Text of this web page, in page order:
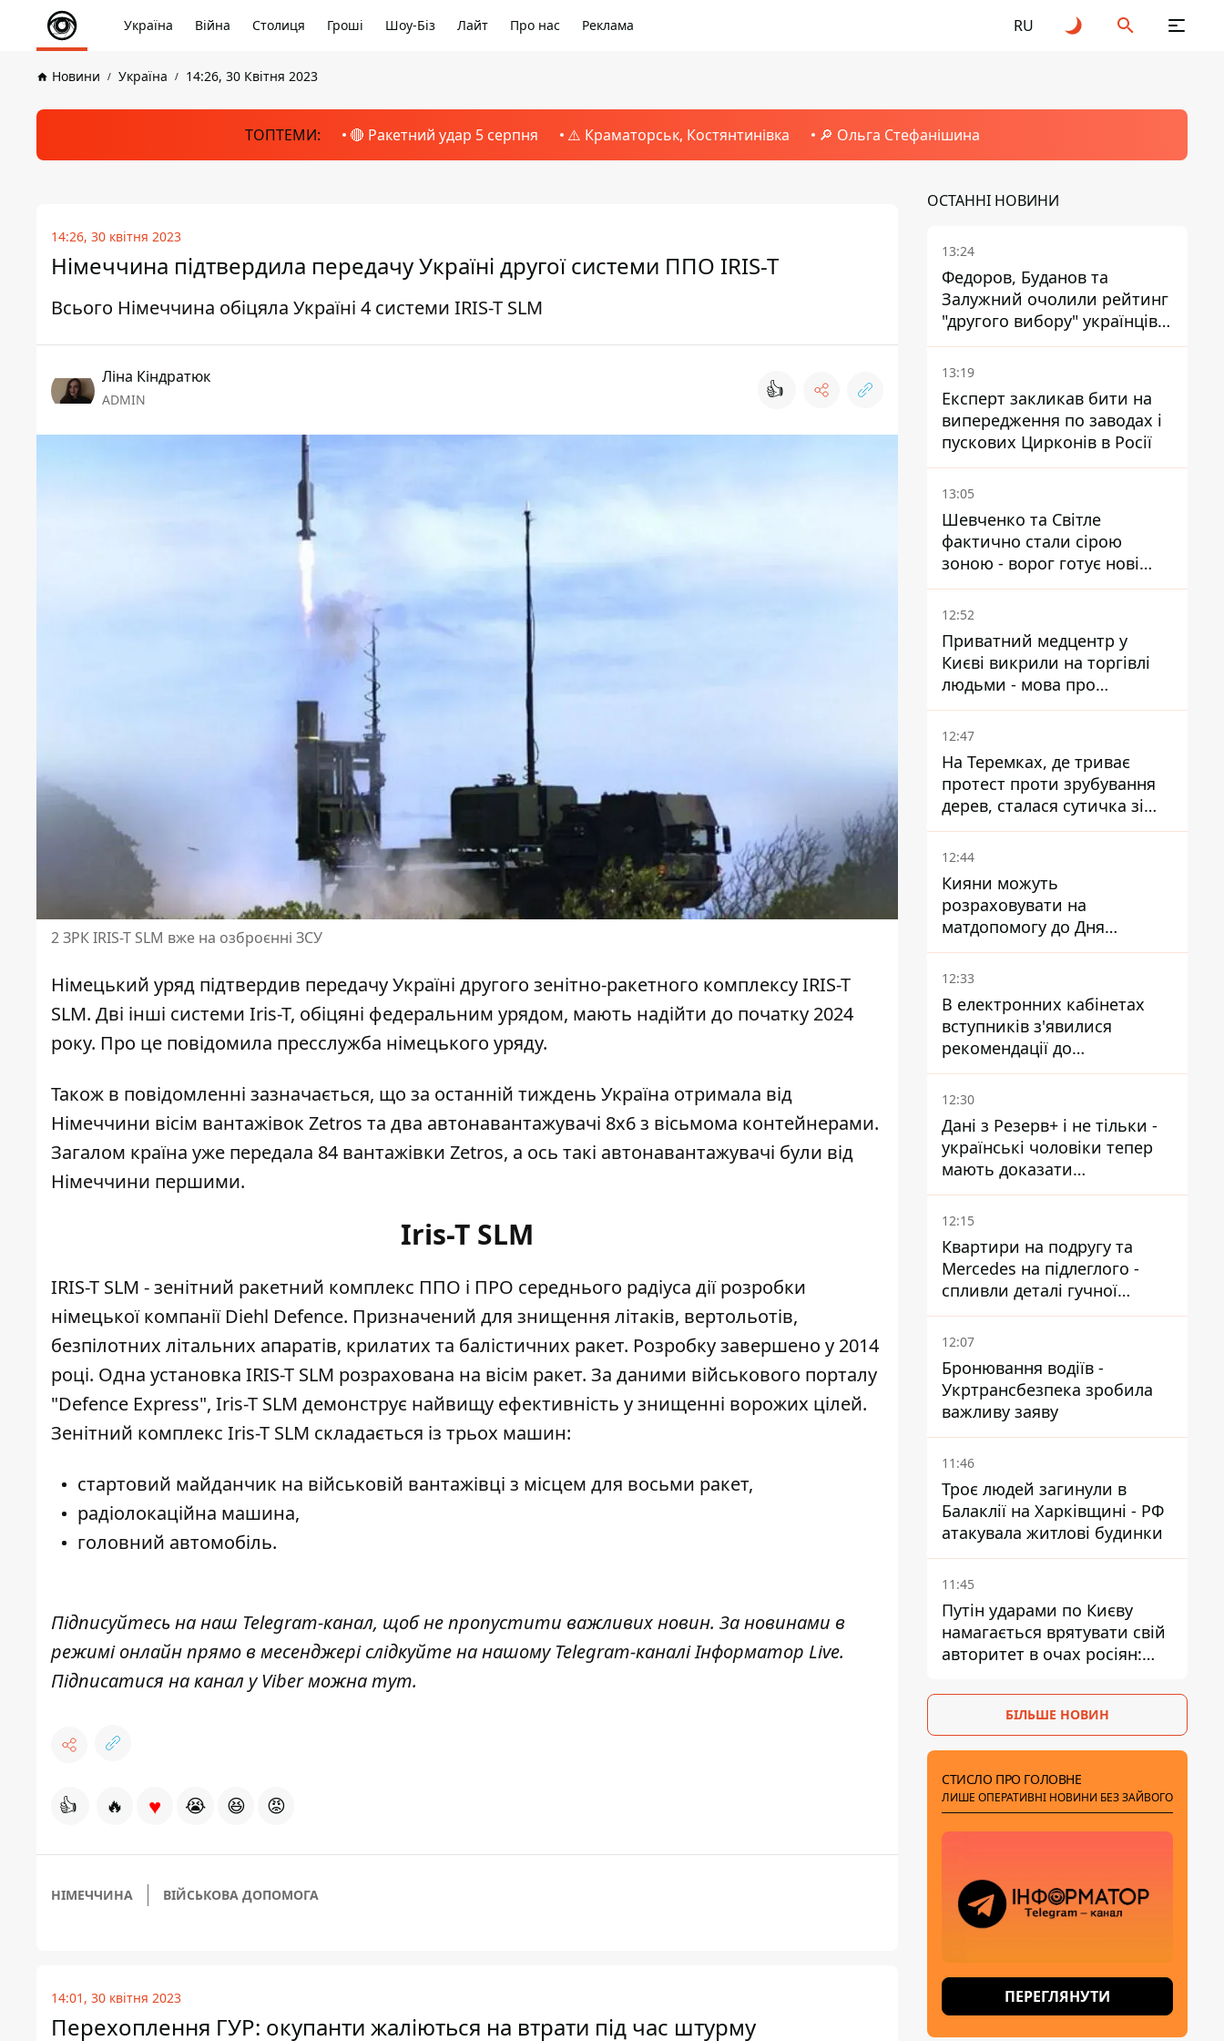
Україна Війна Столиця Гроші Шоу-Біз Лайт Про нас Реклама RU
Новини Україна 14:26, 30 Квітня 2023
ТОПТЕМИ: 🔴 Ракетний удар 5 серпня ⚠️ Краматорськ, Костянтинівка 🔎 Ольга Стефанішина
14:26, 30 квітня 2023
Німеччина підтвердила передачу Україні другої системи ППО IRIS-T
Всього Німеччина обіцяла Україні 4 системи IRIS-T SLM
Ліна Кіндратюк
ADMIN 👍
2 ЗРК IRIS-T SLM вже на озброєнні ЗСУ
Німецький уряд підтвердив передачу Україні другого зенітно-ракетного комплексу IRIS-T
SLM. Дві інші системи Iris-T, обіцяні федеральним урядом, мають надійти до початку 2024
року. Про це повідомила пресслужба німецького уряду.
Також в повідомленні зазначається, що за останній тиждень Україна отримала від
Німеччини вісім вантажівок Zetros та два автонавантажувачі 8x6 з вісьмома контейнерами.
Загалом країна уже передала 84 вантажівки Zetros, а ось такі автонавантажувачі були від
Німеччини першими.
Iris-T SLM
IRIS-T SLM - зенітний ракетний комплекс ППО і ПРО середнього радіуса дії розробки
німецької компанії Diehl Defence. Призначений для знищення літаків, вертольотів,
безпілотних літальних апаратів, крилатих та балістичних ракет. Розробку завершено у 2014
році. Одна установка IRIS-T SLM розрахована на вісім ракет. За даними військового порталу
"Defence Express", Iris-T SLM демонструє найвищу ефективність у знищенні ворожих цілей.
Зенітний комплекс Iris-T SLM складається із трьох машин:
стартовий майданчик на військовій вантажівці з місцем для восьми ракет,
радіолокаційна машина,
головний автомобіль.
Підписуйтесь на наш Telegram-канал, щоб не пропустити важливих новин. За новинами в
режимі онлайн прямо в месенджері слідкуйте на нашому Telegram-каналіІнформатор Live.
Підписатися на канал у Viber можнатут.
👍 🔥 ♥ 😭 😆 😡
НІМЕЧЧИНА ВІЙСЬКОВА ДОПОМОГА
14:01, 30 квітня 2023
Перехоплення ГУР: окупанти жаліються на втрати під час штурму
ОСТАННІ НОВИНИ
13:24
Федоров, Буданов та
Залужний очолили рейтинг
"другого вибору" українців -
опитування показало
альтернативні симпатії
13:19
Експерт закликав бити на
випередження по заводах і
пускових Цирконів в Росії
13:05
Шевченко та Світле
фактично стали сірою
зоною - ворог готує нові
атаки на Добропільському
напрямку
12:52
Приватний медцентр у
Києві викрили на торгівлі
людьми - мова про
сурогатне материнство
12:47
На Теремках, де триває
протест проти зрубування
дерев, сталася сутичка зі
спецназом поліції
12:44
Кияни можуть
розраховувати на
матдопомогу до Дня
незалежності - кому її
дадуть
12:33
В електронних кабінетах
вступників з'явилися
рекомендації до
зарахування на бакалаврат і
в магістратуру - що треба
встигнути до 11 серпня
12:30
Дані з Резерв+ і не тільки -
українські чоловіки тепер
мають доказати
непридатність до служби,
щоб отримати тимчасовий
12:15
Квартири на подругу та
Mercedes на підлеглого -
спливли деталі гучної
справи НАБУ проти
Стефанішиної
12:07
Бронювання водіїв -
Укртрансбезпека зробила
важливу заяву
11:46
Троє людей загинули в
Балаклії на Харківщині - РФ
атакувала житлові будинки
11:45
Путін ударами по Києву
намагається врятувати свій
авторитет в очах росіян:
тиском - Sky News
БІЛЬШЕ НОВИН
СТИСЛО ПРО ГОЛОВНЕ
ЛИШЕ ОПЕРАТИВНІ НОВИНИ БЕЗ ЗАЙВОГО
ПЕРЕГЛЯНУТИ